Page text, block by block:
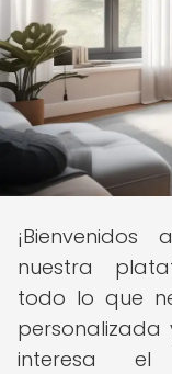
¡Bienvenidos
nuestra
todo lo que
interesa el